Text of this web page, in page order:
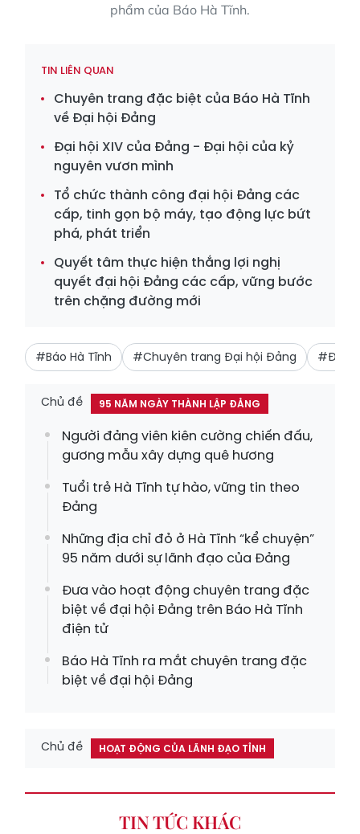
phẩm của Báo Hà Tĩnh.
TIN LIÊN QUAN
Chuyên trang đặc biệt của Báo Hà Tĩnh
về Đại hội Đảng
Đại hội XIV của Đảng - Đại hội của kỷ
nguyên vươn mình
Tổ chức thành công đại hội Đảng các
cấp, tinh gọn bộ máy, tạo động lực bứt
phá, phát triển
Quyết tâm thực hiện thắng lợi nghị
quyết đại hội Đảng các cấp, vững bước
trên chặng đường mới
#Báo Hà Tĩnh #Chuyên trang Đại hội Đảng #Đại
Chủ đề 95 NĂM NGÀY THÀNH LẬP ĐẢNG
Người đảng viên kiên cường chiến đấu,
gương mẫu xây dựng quê hương
Tuổi trẻ Hà Tĩnh tự hào, vững tin theo
Đảng
Những địa chỉ đỏ ở Hà Tĩnh “kể chuyện”
95 năm dưới sự lãnh đạo của Đảng
Đưa vào hoạt động chuyên trang đặc
biệt về đại hội Đảng trên Báo Hà Tĩnh
điện tử
Báo Hà Tĩnh ra mắt chuyên trang đặc
biệt về đại hội Đảng
Chủ đề HOẠT ĐỘNG CỦA LÃNH ĐẠO TỈNH
TIN TỨC KHÁC